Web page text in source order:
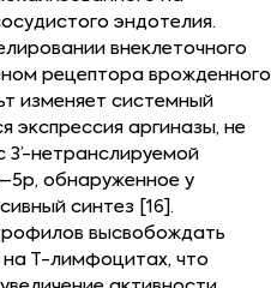
эндотелия.
внеклеточного
рецептора врожденного
изменяет системный
экспрессия аргиназы, не
нетранслируемой
обнаруженное у
синтез [16].
высвобождать
на Т-лимфоцитах, что